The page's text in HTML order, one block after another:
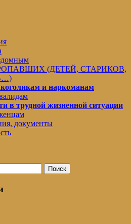
(ДЕТЕЙ, СТАРИКОВ,
и наркоманам
в трудной жизненной ситуации
документы
Поиск